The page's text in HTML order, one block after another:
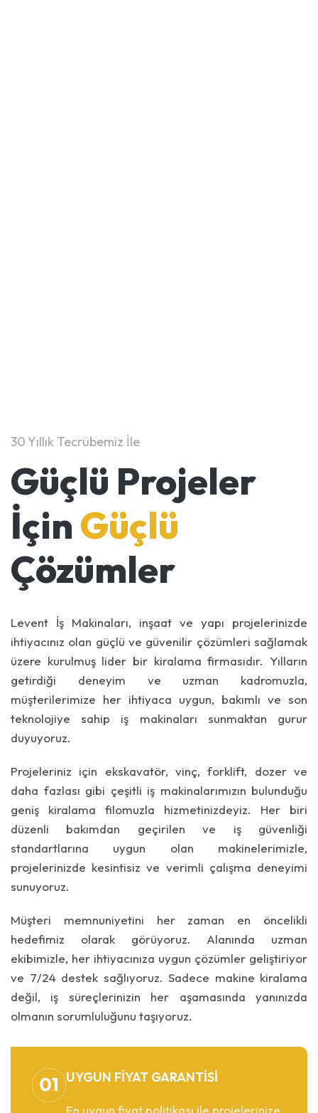
30 Yıllık Tecrübemiz İle
Güçlü Projeler
İçinGüçlü
Çözümler
Levent İş Makinaları, inşaat ve yapı projelerinizde
ihtiyacınız olan güçlü ve güvenilir çözümleri sağlamak
üzere kurulmuş lider bir kiralama firmasıdır. Yılların
getirdiği deneyim ve uzman kadromuzla,
müşterilerimize her ihtiyaca uygun, bakımlı ve son
teknolojiye sahip iş makinaları sunmaktan gurur
duyuyoruz.
Projeleriniz için ekskavatör, vinç, forklift, dozer ve
daha fazlası gibi çeşitli iş makinalarımızın bulunduğu
geniş kiralama filomuzla hizmetinizdeyiz. Her biri
düzenli bakımdan geçirilen ve iş güvenliği
standartlarına uygun olan makinelerimizle,
projelerinizde kesintisiz ve verimli çalışma deneyimi
sunuyoruz.
Müşteri memnuniyetini her zaman en öncelikli
hedefimiz olarak görüyoruz. Alanında uzman
ekibimizle, her ihtiyacınıza uygun çözümler geliştiriyor
ve 7/24 destek sağlıyoruz. Sadece makine kiralama
değil, iş süreçlerinizin her aşamasında yanınızda
olmanın sorumluluğunu taşıyoruz.
UYGUN FİYAT GARANTİSİ
En uygun fiyat politikası ile projelerinize